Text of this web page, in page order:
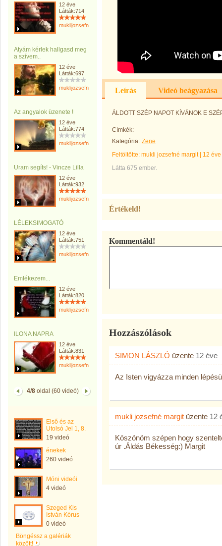
12 éve
Látták:714
muklijozsefnemargit
Atyám kérlek hallgasd meg
a szívem..
12 éve
Látták:697
muklijozsefnemargit
Az angyalok üzenete !
12 éve
Látták:774
muklijozsefnemargit
Uram segíts! - Vincze Lilla
12 éve
Látták:932
muklijozsefnemargit
LÉLEKSIMOGATÓ
12 éve
Látták:751
muklijozsefnemargit
Emlékezem...
12 éve
Látták:820
muklijozsefnemargit
ILONA NAPRA
12 éve
Látták:831
muklijozsefnemargit
4/8oldal (60 videó)
Első és az
Utolsó Jel 1, 8.
19 videó
énekek
260 videó
Móni videói
4 videó
Szeged Kis
István Kórus
0 videó
Böngéssz a galériák
között!
Leírás Videó beágyazása
ÁLDOTT SZÉP NAPOT KÍVÁNOK E
Címkék:
Kategória: Zene
Feltöltötte: mukli jozsefné margit| 12 éve
Látta 675 ember.
Értékeld!
Kommentáld!
Hozzászólások
SIMON LÁSZLÓ üzente 12 éve
Az Isten vigyázza minden
mukli jozsefné margit üzente 12
Köszönöm szépen hogy
úr .Áldás Békesség:) Margit